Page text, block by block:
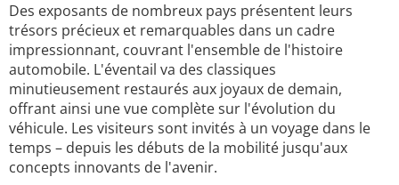
Des exposants de nombreux pays présentent leurs
trésors précieux et remarquables dans un cadre
impressionnant, couvrant l'ensemble de l'histoire
automobile. L'éventail va des classiques
minutieusement restaurés aux joyaux de demain,
offrant ainsi une vue complète sur l'évolution du
véhicule. Les visiteurs sont invités à un voyage dans le
temps – depuis les débuts de la mobilité jusqu'aux
concepts innovants de l'avenir.